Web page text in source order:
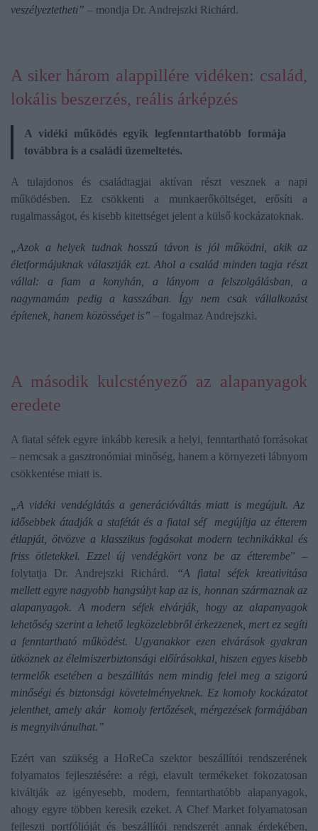
veszélyeztetheti” – mondja Dr. Andrejszki Richárd.
A siker három alappillére vidéken: család,
lokális beszerzés, reális árképzés
A vidéki működés egyik legfenntarthatóbb formája
továbbra is a családi üzemeltetés.
A tulajdonos és családtagjai aktívan részt vesznek a napi
működésben. Ez csökkenti a munkaerőköltséget, erősíti a
rugalmasságot, és kisebb kitettséget jelent a külső kockázatoknak.
„Azok a helyek tudnak hosszú távon is jól működni, akik az
életformájuknak választják ezt. Ahol a család minden tagja részt
vállal: a fiam a konyhán, a lányom a felszolgálásban, a
nagymamám pedig a kasszában. Így nem csak vállalkozást
építenek, hanem közösséget is” – fogalmaz Andrejszki.
A második kulcstényező az alapanyagok
eredete
A fiatal séfek egyre inkább keresik a helyi, fenntartható forrásokat
– nemcsak a gasztronómiai minőség, hanem a környezeti lábnyom
csökkentése miatt is.
„A vidéki vendéglátás a generációváltás miatt is megújult. Az
idősebbek átadják a stafétát és a fiatal séf megújítja az étterem
étlapját, ötvözve a klasszikus fogásokat modern technikákkal és
friss ötletekkel. Ezzel új vendégkört vonz be az étterembe” –
folytatja Dr. Andrejszki Richárd.
“A fiatal séfek kreativitása
mellett egyre nagyobb hangsúlyt kap az is, honnan származnak az
alapanyagok. A modern séfek elvárják, hogy az alapanyagok
lehetőség szerint a lehető legközelebbről érkezzenek, mert ez segíti
a fenntartható működést. Ugyanakkor ezen elvárások gyakran
ütköznek az élelmiszerbiztonsági előírásokkal, hiszen egyes kisebb
termelők esetében a beszállítás nem mindig felel meg a szigorú
minőségi és biztonsági követelményeknek. Ez komoly kockázatot
jelenthet, amely akár komoly fertőzések, mérgezések formájában
is megnyilvánulhat.”
Ezért van szükség a HoReCa szektor beszállítói rendszerének
folyamatos fejlesztésére: a régi, elavult termékeket fokozatosan
kiváltják az igényesebb, modern, fenntarthatóbb alapanyagok,
ahogy egyre többen keresik ezeket. A Chef Market folyamatosan
fejleszti portfólióját és beszállítói rendszerét annak érdekében,